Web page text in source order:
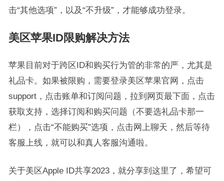
击“其他选项”，以及“不升级”，才能够成功登录。
美区苹果ID限购解决方法
苹果目前对于跨区ID和购买行为管的非常的严，尤其是
礼品卡。如果被限购，需要登录美区苹果官网，点击
support，点击账单和订阅问题，拉到网页最下面，点击
获取支持，选择订阅和购买问题（不要选礼品卡那一
栏），点击“不能购买”选项，点击网上聊天，然后等待
客服上线，就可以和真人客服沟通啦。
关于美区Apple ID共享2023，就分享到这里了，希望可